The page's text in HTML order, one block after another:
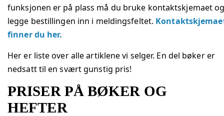
funksjonen er på plass må du bruke kontaktskjemaet
legge bestillingen inn i meldingsfeltet.
finner du her.
Her er liste over alle artiklene vi selger. En del bøker er
nedsatt til en svært gunstig pris!
PRISER PÅ BØKER OG
HEFTER